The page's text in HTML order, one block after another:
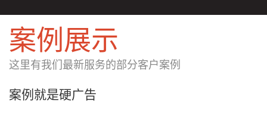
案例展示
这里有我们最新服务的部分客户案例
案例就是硬广告